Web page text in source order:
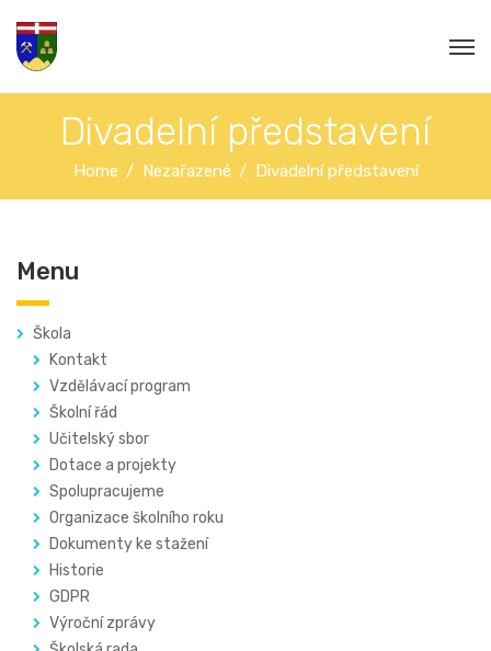
Divadelní představení
Home Nezařazené Divadelní představení
Menu
Škola
Kontakt
Vzdělávací program
Školní řád
Učitelský sbor
Dotace a projekty
Spolupracujeme
Organizace školního roku
Dokumenty ke stažení
Historie
GDPR
Výroční zprávy